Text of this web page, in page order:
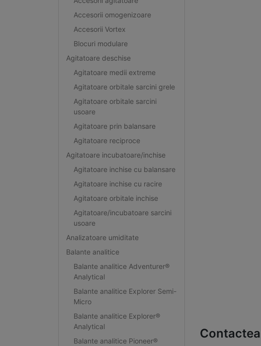
Accesorii omogenizoare
Accesorii Vortex
Blocuri modulare
Agitatoare deschise
Agitatoare medii extreme
Agitatoare orbitale sarcini grele
Agitatoare orbitale sarcini
usoare
Agitatoare prin balansare
Agitatoare reciproce
Agitatoare incubatoare/inchise
Agitatoare inchise cu balansare
Agitatoare inchise cu racire
Agitatoare orbitale inchise
Agitatoare/incubatoare sarcini
usoare
Analizatoare umiditate
Balante analitice
Balante analitice Adventurer®
Analytical
Balante analitice Explorer Semi-
Micro
Balante analitice Explorer®
Analytical
Balante analitice Pioneer®